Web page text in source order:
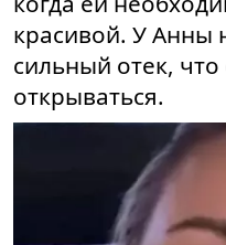
красивой. У Анны
сильный отек, что
открываться.